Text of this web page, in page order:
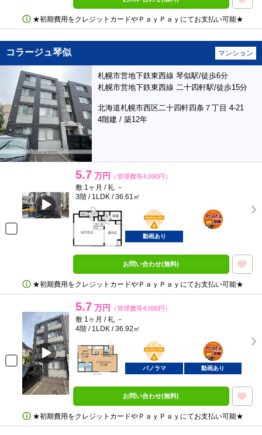
★初期費用をクレジットカードやＰａｙＰａｙにてお支払い可能★
コラージュ琴似 マンション
札幌市営地下鉄東西線 琴似駅/徒歩6分
札幌市営地下鉄東西線 二十四軒駅/徒歩15分
北海道札幌市西区二十四軒四条７丁目 4-21
4階建 / 築12年
5.7 万円 （管理費等4,000円）
敷 1ヶ月 / 礼 －
3階 / 1LDK / 36.61㎡
BunChinPAY
ポンタ
部屋
動画あり
お問い合わせ(無料)
★初期費用をクレジットカードやＰａｙＰａｙにてお支払い可能★
5.7 万円 （管理費等4,000円）
敷 1ヶ月 / 礼 －
4階 / 1LDK / 36.92㎡
BunChinPAY
ポンタ
部屋
パノラマ 動画あり
お問い合わせ(無料)
★初期費用をクレジットカードやＰａｙＰａｙにてお支払い可能★